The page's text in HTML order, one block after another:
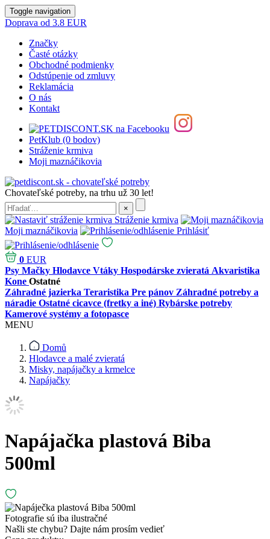
Toggle navigation
Doprava od 3.8 EUR
Značky
Časté otázky
Obchodné podmienky
Odstúpenie od zmluvy
Reklamácia
O nás
Kontakt
PetKlub (0 bodov)
Stráženie krmiva
Moji maznáčikovia
Chovateľské potreby, na trhu už 30 let!
Stráženie krmiva
Moji maznáčikovia
Prihlásiť
0 EUR
Psy Mačky Hlodavce Vtáky Hospodárske zvieratá Akvaristika
Kone Ostatné
Záhradné jazierka Teraristika Pre pánov Záhradné potreby a
náradie Ostatné cicavce (fretky a iné) Rybárske potreby
Kamerové systémy a fotopasce
MENU
Domů
Hlodavce a malé zvieratá
Misky, napájačky a krmelce
Napájačky
Napájačka plastová Biba
500ml
Fotografie sú iba ilustračné
Našli ste chybu? Dajte nám prosím vedieť